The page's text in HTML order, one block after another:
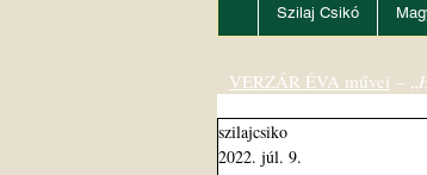
Szilaj Csikó
szilajcsiko
2022. júl. 9.
VERZÁR ÉVA művei – „